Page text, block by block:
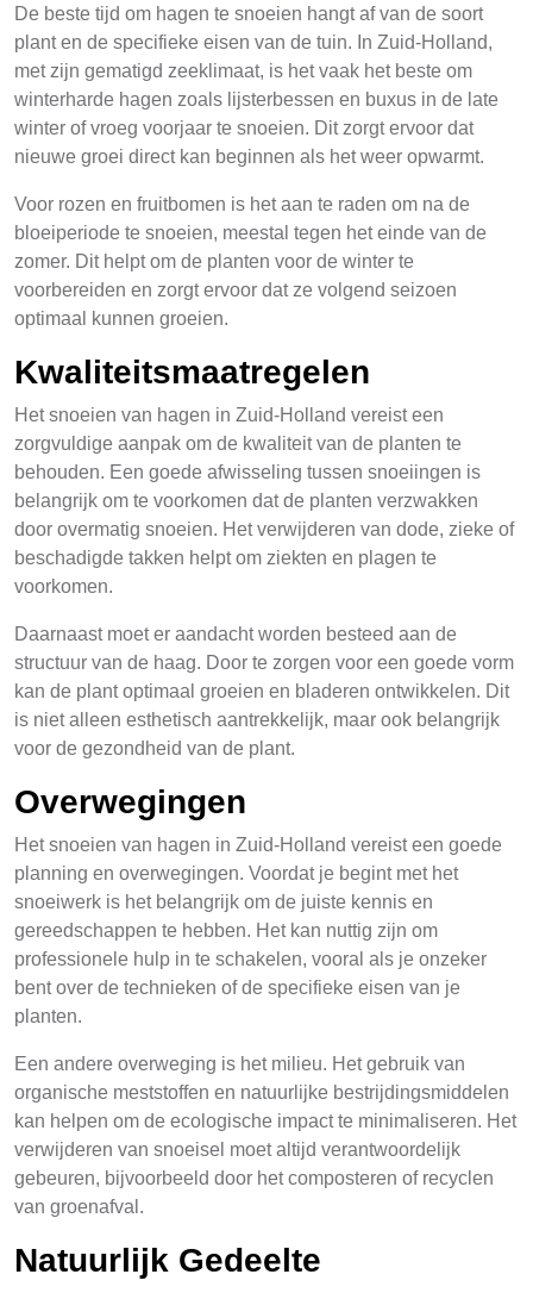
De beste tijd om hagen te snoeien hangt af van de soort
plant en de specifieke eisen van de tuin. In Zuid-Holland,
met zijn gematigd zeeklimaat, is het vaak het beste om
winterharde hagen zoals lijsterbessen en buxus in de late
winter of vroeg voorjaar te snoeien. Dit zorgt ervoor dat
nieuwe groei direct kan beginnen als het weer opwarmt.
Voor rozen en fruitbomen is het aan te raden om na de
bloeiperiode te snoeien, meestal tegen het einde van de
zomer. Dit helpt om de planten voor de winter te
voorbereiden en zorgt ervoor dat ze volgend seizoen
optimaal kunnen groeien.
Kwaliteitsmaatregelen
Het snoeien van hagen in Zuid-Holland vereist een
zorgvuldige aanpak om de kwaliteit van de planten te
behouden. Een goede afwisseling tussen snoeiingen is
belangrijk om te voorkomen dat de planten verzwakken
door overmatig snoeien. Het verwijderen van dode, zieke of
beschadigde takken helpt om ziekten en plagen te
voorkomen.
Daarnaast moet er aandacht worden besteed aan de
structuur van de haag. Door te zorgen voor een goede vorm
kan de plant optimaal groeien en bladeren ontwikkelen. Dit
is niet alleen esthetisch aantrekkelijk, maar ook belangrijk
voor de gezondheid van de plant.
Overwegingen
Het snoeien van hagen in Zuid-Holland vereist een goede
planning en overwegingen. Voordat je begint met het
snoeiwerk is het belangrijk om de juiste kennis en
gereedschappen te hebben. Het kan nuttig zijn om
professionele hulp in te schakelen, vooral als je onzeker
bent over de technieken of de specifieke eisen van je
planten.
Een andere overweging is het milieu. Het gebruik van
organische meststoffen en natuurlijke bestrijdingsmiddelen
kan helpen om de ecologische impact te minimaliseren. Het
verwijderen van snoeisel moet altijd verantwoordelijk
gebeuren, bijvoorbeeld door het composteren of recyclen
van groenafval.
Natuurlijk Gedeelte